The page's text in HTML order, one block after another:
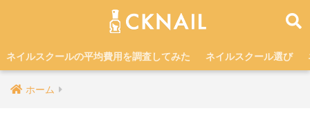
ネイルスクールの平均費用を調査してみた ネイルスクール選び
ホーム